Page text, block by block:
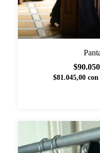
$81.045,00 con